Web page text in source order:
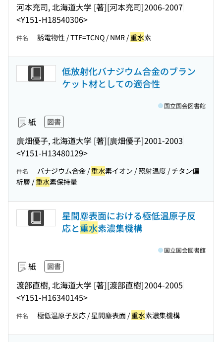
河本充司, 北海道大学 [著][河本充司]2006-2007
<Y151-H18540306>
件名 誘電物性 / TTF=TCNQ / NMR /重水素
低放射化バナジウム合金のブラン
ケット材としての適合性
紙 図書
廣畑優子, 北海道大学 [著][廣畑優子]2001-2003
<Y151-H13480129>
国立国会図書館
件名 バナジウム合金 /重水素イオン / 照射温度 / チタン偏
析層 /重水素保持量
星間塵表面における極低温原子反
応と重水素濃集機構
紙 図書
渡部直樹, 北海道大学 [著][渡部直樹]2004-2005
<Y151-H16340145>
国立国会図書館
件名 極低温原子反応 / 星間塵表面 /重水素濃集機構